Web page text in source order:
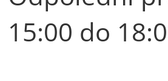
15:00 do